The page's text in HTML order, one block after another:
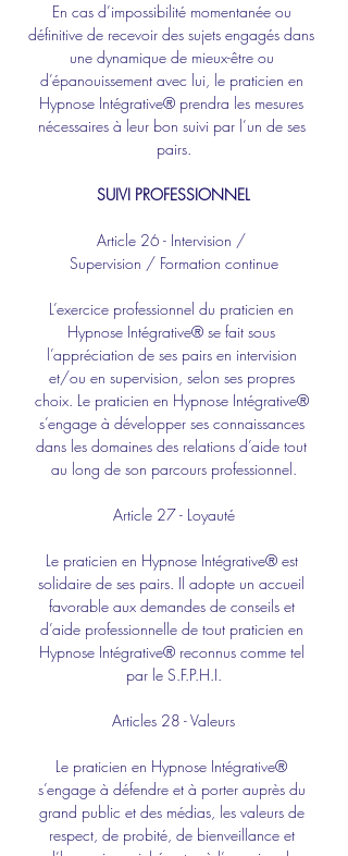
En cas d’impossibilité momentanée ou
définitive de recevoir des sujets engagés dans
une dynamique de mieux-être ou
d’épanouissement avec lui, le praticien en
Hypnose Intégrative® prendra les mesures
nécessaires à leur bon suivi par l’un de ses
pairs.
SUIVI PROFESSIONNEL
Article 26 - Intervision /
Supervision / Formation continue
L’exercice professionnel du praticien en
Hypnose Intégrative® se fait sous
l’appréciation de ses pairs en intervision
et/ou en supervision, selon ses propres
choix. Le praticien en Hypnose Intégrative®
s’engage à développer ses connaissances
dans les domaines des relations d’aide tout
au long de son parcours professionnel.
Article 27 - Loyauté
Le praticien en Hypnose Intégrative® est
solidaire de ses pairs. Il adopte un accueil
favorable aux demandes de conseils et
d’aide professionnelle de tout praticien en
Hypnose Intégrative® reconnus comme tel
par le S.F.P.H.I.
Articles 28 - Valeurs
Le praticien en Hypnose Intégrative®
s’engage à défendre et à porter auprès du
grand public et des médias, les valeurs de
respect, de probité, de bienveillance et